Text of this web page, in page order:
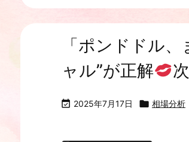
「ポンドドル
ャル”が正解
 2025年7月17日  相場分析